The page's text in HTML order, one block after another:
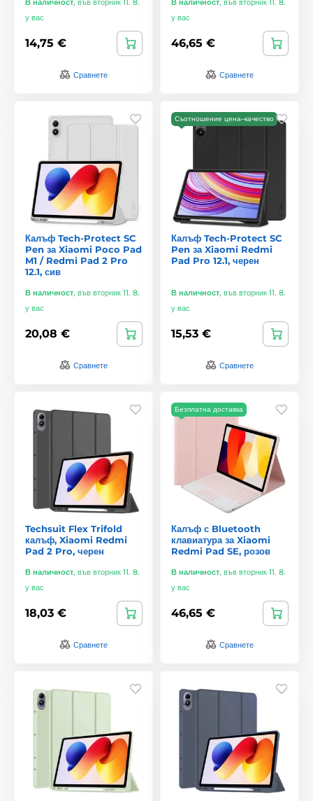
у вас
14,75 €
Сравнете
у вас
46,65 €
Сравнете
Калъф Tech-Protect SC
Pen за Xiaomi Poco Pad
M1 / Redmi Pad 2 Pro
12.1, сив
В наличност, във вторник 11. 8.
у вас
20,08 €
Сравнете
Съотношение цена–качество
Калъф Tech-Protect SC
Pen за Xiaomi Redmi
Pad Pro 12.1, черен
В наличност, във вторник 11. 8.
у вас
15,53 €
Сравнете
Techsuit Flex Trifold
калъф, Xiaomi Redmi
Pad 2 Pro, черен
В наличност, във вторник 11. 8.
у вас
18,03 €
Сравнете
Безплатна доставка
Калъф с Bluetooth
клавиатура за Xiaomi
Redmi Pad SE, розов
В наличност, във вторник 11. 8.
у вас
46,65 €
Сравнете